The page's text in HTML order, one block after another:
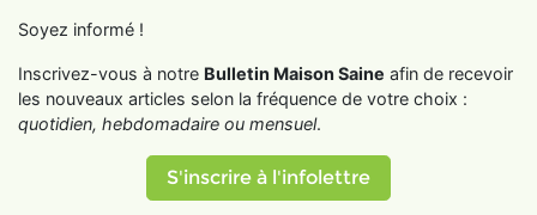
Soyez informé !
Inscrivez-vous à notre Bulletin Maison Saine afin de recevoir
les nouveaux articles selon la fréquence de votre choix :
quotidien, hebdomadaire ou mensuel.
S'inscrire à l'infolettre